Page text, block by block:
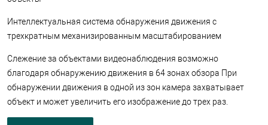
Интеллектуальная система обнаружения движения с
трехкратным механизированным масштабированием
Слежение за объектами видеонаблюдения возможно
благодаря обнаружению движения в 64 зонах обзора При
обнаружении движения в одной из зон камера захватывает
объект и может увеличить его изображение до трех раз.